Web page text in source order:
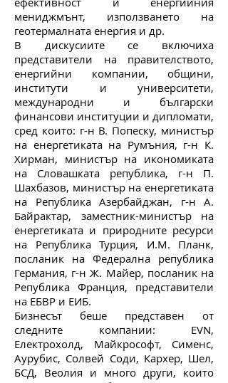
мениджмънт, използването на
геотермалната енергия и др.
В дискусиите се включиха
представители на правителството,
енергийни компании, общини,
институти и университети,
международни и български
финансови институции и дипломати,
сред които: г-н В. Попеску, министър
на енергетиката на Румъния, г-н К.
Хирман, министър на икономиката
на Словашката република, г-н П.
Шахбазов, министър на енергетиката
на Република Азербайджан, г-н А.
Байрактар, заместник-министър на
енергетиката и природните ресурси
на Република Турция, И.М. Планк,
посланик на Федерална република
Германия, г-н Ж. Майер, посланик на
Република Франция, представители
на ЕБВР и ЕИБ.
Бизнесът беше представен от
следните компании: EVN,
Електрохолд, Майкрософт, Сименс,
Аурубис, Солвей Соди, Кархер, Шел,
БСД, Веолия и много други, които